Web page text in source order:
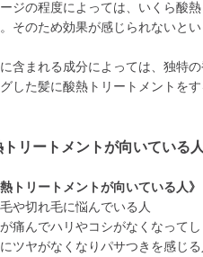
ジの程度によっては、いくら酸
そのため効果が感じられないと
含まれる成分によっては、独特
した髪に酸熱トリートメントを
トリートメントが向いている
熱トリートメントが向いている人》
毛や切れ毛に悩んでいる人
が痛んでハリやコシがなくなって
にツヤがなくなりパサつきを感じる